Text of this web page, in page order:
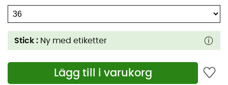
Stick : Ny med etiketter
Lägg till i varukorg